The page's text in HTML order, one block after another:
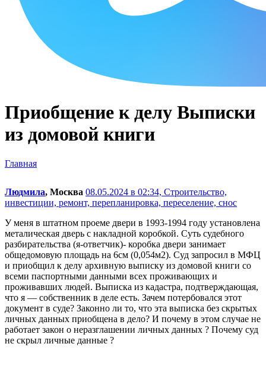
Приобщение к делу Выписки
из домовой книги
Главная
Людмила, Москва 08.05.2024 в 02:34, Строительство,
инвестиции, ремонт, перепланировка, переселение, снос
У меня в штатном проеме двери в 1993-1994 году установлена
металическая дверь с накладной коробкой. Суть судебного
разбирательства (я-ответчик)- коробка двери занимает
общедомовую площадь на 6см (0,054м2). Суд запросил в МФЦ
и приобщил к делу архивную выписку из домовой книги со
всеми паспортными данными всех проживающих и
проживавших людей. Выписка из кадастра, подтверждающая,
что я — собственник в деле есть. Зачем потербовался этот
документ в суде? Законно ли то, что эта выписка без скрытых
личных данных приобщена в дело? И почему в этом случае не
работает закон о неразглашении личных данных ? Почему суд
не скрыл личные данные ?